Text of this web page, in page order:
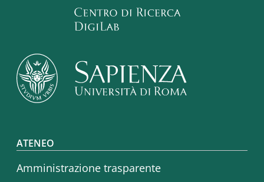
Footer menu
ATENEO
Amministrazione trasparente